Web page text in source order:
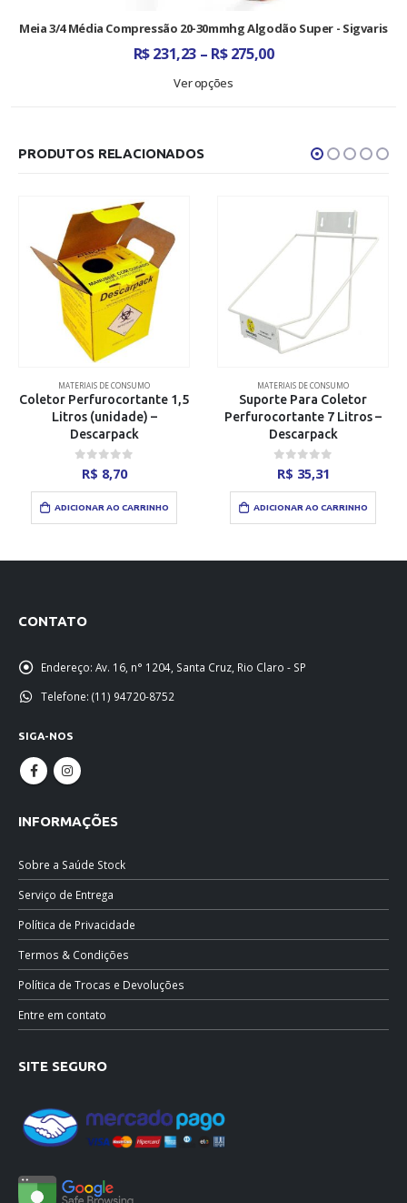
Meia 3/4 Média Compressão 20-30mmhg Algodão Super - Sigvaris
R$231,23 – R$275,00Faixa
Ver opções
PRODUTOS RELACIONADOS
MATERIAIS DE CONSUMO
Coletor Perfurocortante 1,5
Litros (unidade) –
Descarpack
out of 5
R$ 8,70
ADICIONAR AO CARRINHO
MATERIAIS DE CONSUMO
Suporte Para Coletor
Perfurocortante 7 Litros –
Descarpack
0out of 5
R$ 35,31
ADICIONAR AO CARRINHO
CONTATO
Endereço: Av. 16, n° 1204, Santa Cruz, Rio Claro - SP
Telefone: (11) 94720-8752
SIGA-NOS
INFORMAÇÕES
Sobre a Saúde Stock
Serviço de Entrega
Política de Privacidade
Termos & Condições
Política de Trocas e Devoluções
Entre em contato
SITE SEGURO